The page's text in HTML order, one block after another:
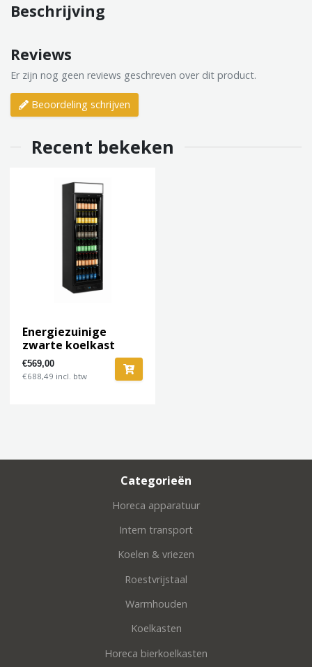
Beschrijving
Reviews
Er zijn nog geen reviews geschreven over dit product.
Beoordeling schrijven
Recent bekeken
Energiezuinige
zwarte koelkast
Tefcold
€569,00
€688,49 incl. btw
Categorieën
Horeca apparatuur
Intern transport
Koelen & vriezen
Roestvrijstaal
Warmhouden
Koelkasten
Horeca bierkoelkasten